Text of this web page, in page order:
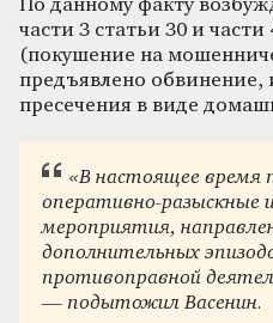
По данному факту
части 3 статьи 30 и
(покушение на
предъявлено обвинение,
пресечения в виде
«В настоящее время
оперативно-разыскные
мероприятия,
дополнительных
противоправной
— подытожил Васенин.